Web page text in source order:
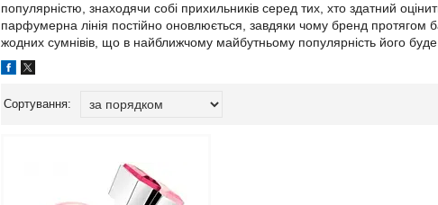
популярністю, знаходячи собі прихильників серед тих, хто здатний
парфумерна лінія постійно оновлюється, завдяки чому бренд протягом
жодних сумнівів, що в найближчому майбутньому популярність його буде